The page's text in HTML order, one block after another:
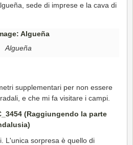
sede di imprese e la cava di
Algueña
supplementari per non essere
e che mi fa visitare i campi.
L'unica sorpresa è quello di